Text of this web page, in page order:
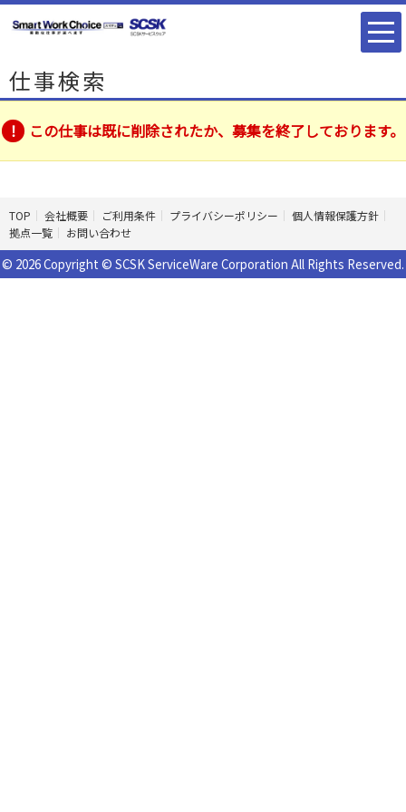
仕事検索
この仕事は既に削除されたか、募集を終了しております。
TOP 会社概要 ご利用条件 プライバシーポリシー
個人情報保護方針
拠点一覧
お問い合わせ
© 2026 Copyright © SCSK ServiceWare Corporation All Rights Reserved.